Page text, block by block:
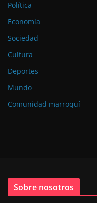
Política
Economía
Sociedad
Cultura
Deportes
Mundo
Comunidad marroquí
Sobre nosotros